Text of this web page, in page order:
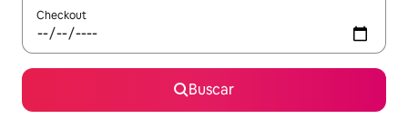
Checkout
Buscar